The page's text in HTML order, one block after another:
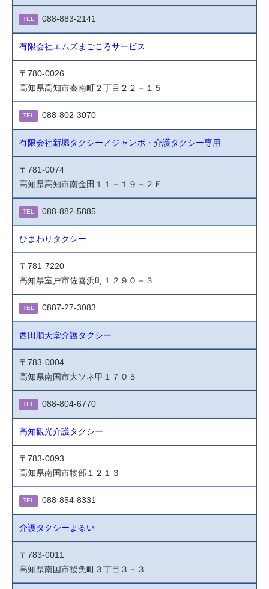
TEL 088-883-2141
有限会社エムズまごころサービス
〒780-0026
高知県高知市秦南町２丁目２２－１５
TEL 088-802-3070
有限会社新堀タクシー／ジャンボ・介護タクシー専用
〒781-0074
高知県高知市南金田１１－１９－２Ｆ
TEL 088-882-5885
ひまわりタクシー
〒781-7220
高知県室戸市佐喜浜町１２９０－３
TEL 0887-27-3083
西田順天堂介護タクシー
〒783-0004
高知県南国市大ソネ甲１７０５
TEL 088-804-6770
高知観光介護タクシー
〒783-0093
高知県南国市物部１２１３
TEL 088-854-8331
介護タクシーまるい
〒783-0011
高知県南国市後免町３丁目３－３